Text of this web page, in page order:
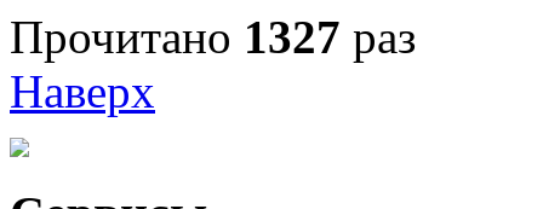
Прочитано 1327 раз
Наверх